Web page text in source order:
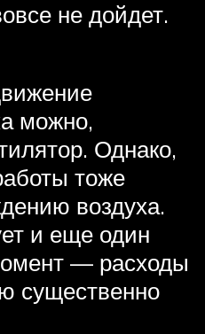
не дойдет.
можно,
Однако,
тоже
воздуха.
и еще один
— расходы
существенно